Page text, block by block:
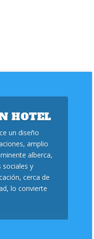
HOTEL
un diseño
amplio
alberca,
sociales y
cerca de
lo convierte